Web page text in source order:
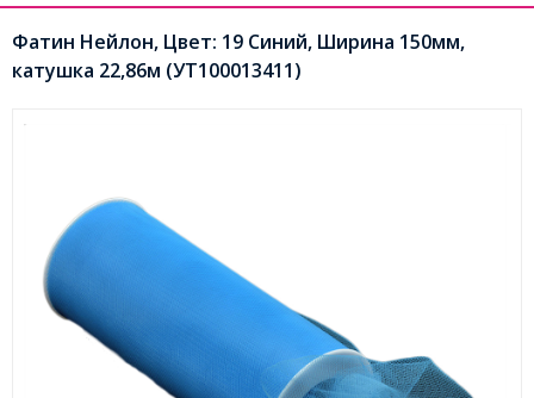
Фатин Нейлон, Цвет: 19 Синий, Ширина 150мм,
катушка 22,86м (УТ100013411)